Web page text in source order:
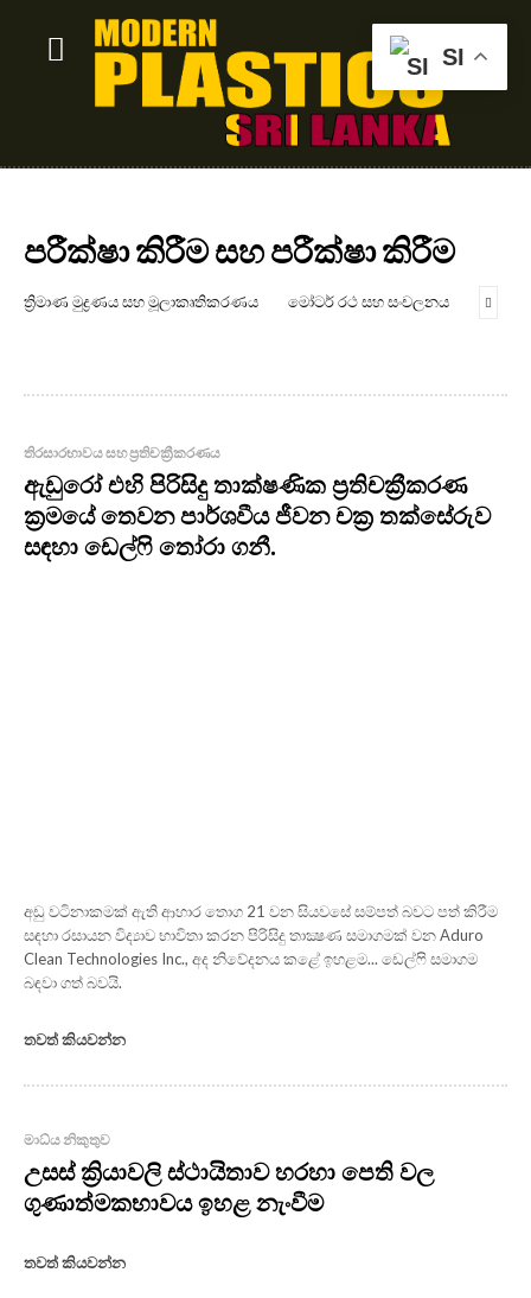
පරීක්ෂා කිරීම සහ පරීක්ෂා කිරීම
ත්‍රිමාණ මුද්‍රණය සහ මූලාකෘතිකරණය මෝටර් රථ සහ සංචලනය
තිරසාරභාවය සහ ප්‍රතිචක්‍රීකරණය
ඇඩුරෝ එහි පිරිසිදු තාක්ෂණික ප්‍රතිචක්‍රීකරණ
ක්‍රමයේ තෙවන පාර්ශවීය ජීවන චක්‍ර තක්සේරුව
සඳහා ඩෙල්ෆි තෝරා ගනී.
අඩු වටිනාකමක් ඇති ආහාර තොග 21 වන සියවසේ සම්පත් බවට පත් කිරීම
සඳහා රසායන විද්‍යාව භාවිතා කරන පිරිසිදු තාක්‍ෂණ සමාගමක් වන Aduro
Clean Technologies Inc., අද නිවේදනය කළේ ඉහළම... ඩෙල්ෆි සමාගම
බඳවා ගත් බවයි.
තවත් කියවන්න
මාධ්ය නිකුතුව
උසස් ක්‍රියාවලි ස්ථායිතාව හරහා පෙති වල
ගුණාත්මකභාවය ඉහළ නැංවීම
තවත් කියවන්න
SI